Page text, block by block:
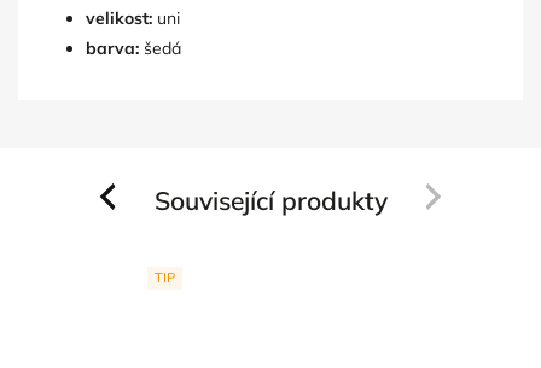
velikost: uni
barva: šedá
Související produkty
Previous
TIP
Next